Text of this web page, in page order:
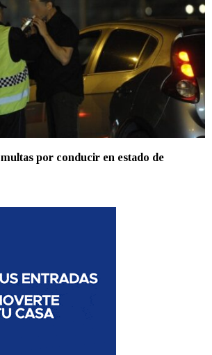
por conducir en estado de